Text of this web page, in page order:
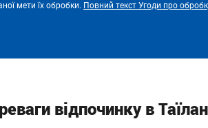
мети їх обробки. Повний текст Угоди про
відпочинку в